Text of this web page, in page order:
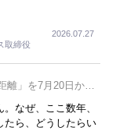
方から夜の便を利
からできたことで
たと聞くと、疲れ
取締役
2026.07.27
離」を7月20日から
なぜ、ここ数年、
たら、どうしたらい